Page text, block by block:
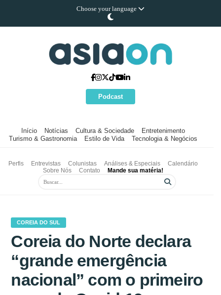
Choose your language
Podcast
Início Notícias Cultura & Sociedade
Entretenimento
Turismo & Gastronomia
Estilo de Vida Tecnologia & Negócios
Perfis Entrevistas Colunistas Análises & Especiais
Calendário
Sobre Nós
Contato Mande sua matéria!
COREIA DO SUL
Coreia do Norte declara
“grande emergência
nacional” com o primeiro